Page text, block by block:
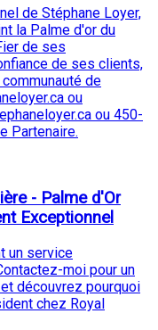
de Stéphane Loyer,
la Palme d'or du
de ses
de ses clients,
de
ou
ou 450-
Partenaire.
- Palme d'Or
Exceptionnel
un service
moi pour un
découvrez pourquoi
chez Royal